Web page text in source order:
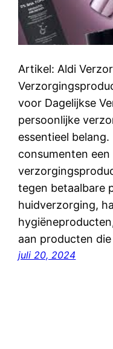
Artikel: Aldi
voor Dagelijkse
persoonlijke
essentieel
consumenten
tegen betaalbare
huidverzorging,
aan producten
juli 20, 2024